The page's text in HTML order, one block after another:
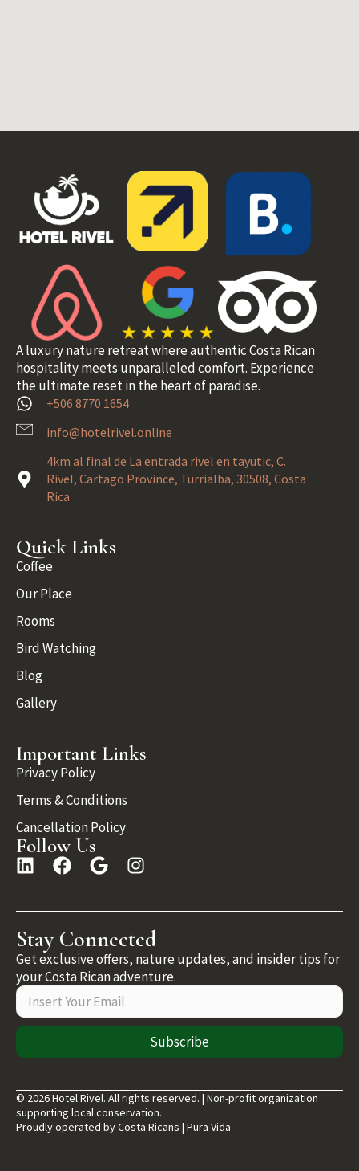
A luxury nature retreat where authentic Costa Rican
hospitality meets unparalleled comfort. Experience
the ultimate reset in the heart of paradise.
+506 8770 1654
info@hotelrivel.online
4km al final de La entrada rivel en tayutic, C.
Rivel, Cartago Province, Turrialba, 30508, Costa
Rica
Quick Links
Coffee
Our Place
Rooms
Bird Watching
Blog
Gallery
Important Links
Privacy Policy
Terms & Conditions
Cancellation Policy
Follow Us
Stay Connected
Get exclusive offers, nature updates, and insider tips for
your Costa Rican adventure.
Subscribe
© 2026 Hotel Rivel. All rights reserved. | Non-profit organization
supporting local conservation.
Proudly operated by Costa Ricans | Pura Vida